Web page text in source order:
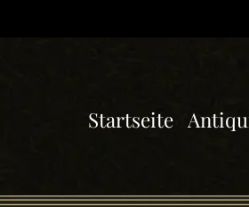
Startseite